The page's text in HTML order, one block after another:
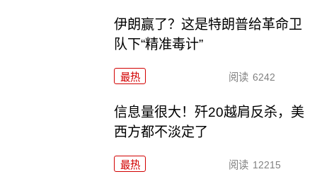
伊朗赢了？这是特朗普给革命卫
队下“精准毒计”
最热 阅读 6242
信息量很大！歼20越肩反杀，美
西方都不淡定了
最热 阅读 12215